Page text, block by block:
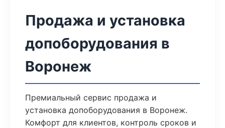
Продажа и установка
допоборудования в
Воронеж
Премиальный сервис продажа и
установка допоборудования в Воронеж.
Комфорт для клиентов, контроль сроков и